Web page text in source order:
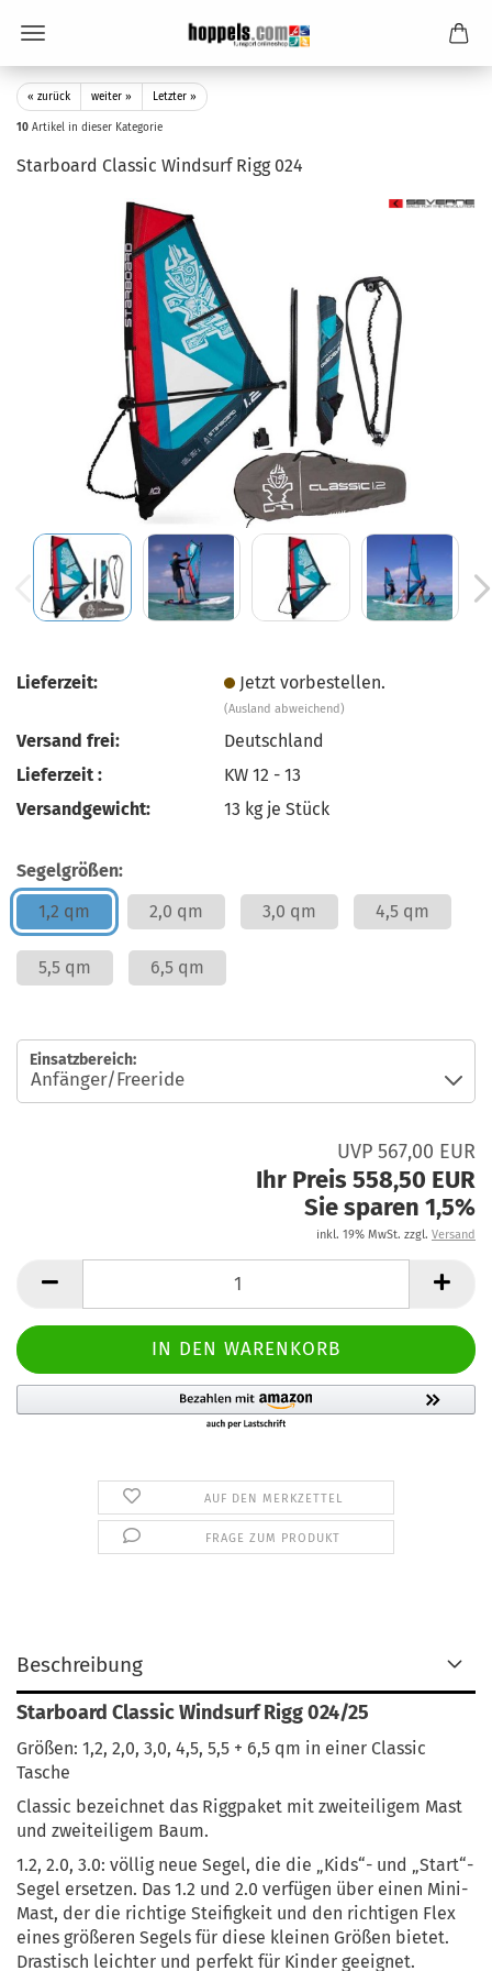
« zurück weiter » Letzter »
10 Artikel in dieser Kategorie
Starboard Classic Windsurf Rigg 024
Lieferzeit: Jetzt vorbestellen.
(Ausland abweichend)
Versand frei:
Deutschland
Lieferzeit :
KW 12 - 13
Versandgewicht:
13 kg je Stück
Segelgrößen:
1,2 qm
2,0 qm 3,0 qm 4,5 qm
5,5 qm 6,5 qm
Einsatzbereich:
UVP 567,00 EUR
Ihr Preis 558,50 EUR
Sie sparen 1,5%
inkl. 19% MwSt. zzgl. Versand
AUF DEN MERKZETTEL
FRAGE ZUM PRODUKT
Beschreibung
Starboard Classic Windsurf Rigg 024/25
Größen: 1,2, 2,0, 3,0, 4,5, 5,5 + 6,5 qm in einer Classic
Tasche
Classic bezeichnet das Riggpaket mit zweiteiligem Mast
und zweiteiligem Baum.
1.2, 2.0, 3.0: völlig neue Segel, die die „Kids“- und „Start“-
Segel ersetzen. Das 1.2 und 2.0 verfügen über einen Mini-
Mast, der die richtige Steifigkeit und den richtigen Flex
eines größeren Segels für diese kleinen Größen bietet.
Drastisch leichter und perfekt für Kinder geeignet.